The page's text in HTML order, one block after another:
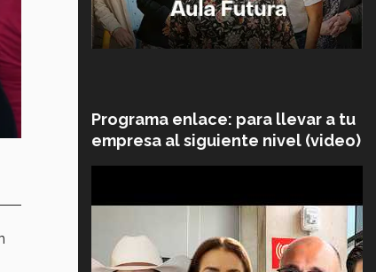
Programa enlace: para llevar a tu
empresa al siguiente nivel (video)